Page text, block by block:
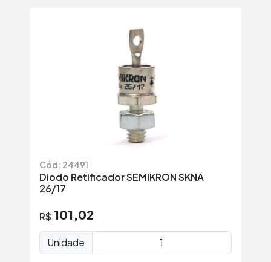
Cód: 24491
Diodo Retificador SEMIKRON SKNA
26/17
R$ 101,02
Unidade